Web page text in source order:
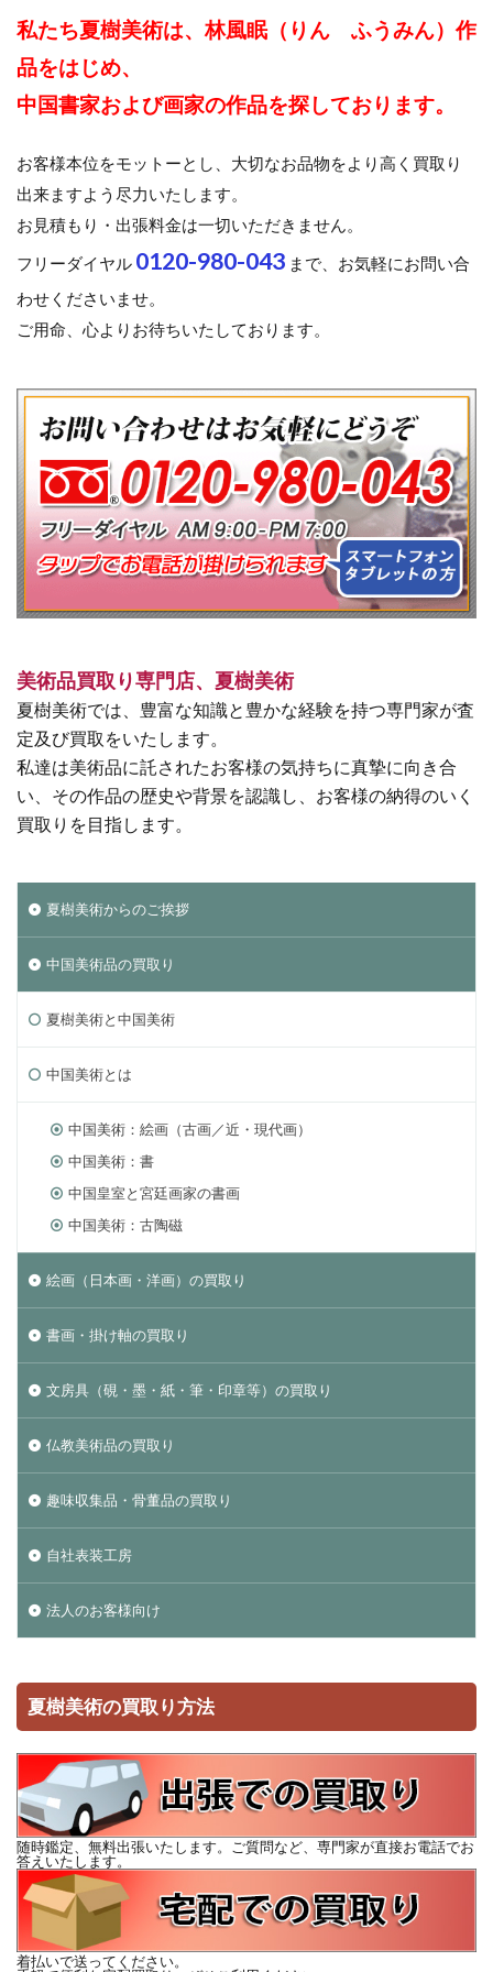
私たち夏樹美術は、林風眠（りん ふうみん）作
品をはじめ、
中国書家および画家の作品を探しております。
お客様本位をモットーとし、大切なお品物をより高く買取り
出来ますよう尽力いたします。
お見積もり・出張料金は一切いただきません。
フリーダイヤル 0120-980-043 まで、お気軽にお問い合
わせくださいませ。
ご用命、心よりお待ちいたしております。
美術品買取り専門店、夏樹美術
夏樹美術では、豊富な知識と豊かな経験を持つ専門家が査
定及び買取をいたします。
私達は美術品に託されたお客様の気持ちに真摯に向き合
い、その作品の歴史や背景を認識し、お客様の納得のいく
買取りを目指します。
夏樹美術からのご挨拶
中国美術品の買取り
夏樹美術と中国美術
中国美術とは
中国美術：絵画（古画／近・現代画）
中国美術：書
中国皇室と宮廷画家の書画
中国美術：古陶磁
絵画（日本画・洋画）の買取り
書画・掛け軸の買取り
文房具（硯・墨・紙・筆・印章等）の買取り
仏教美術品の買取り
趣味収集品・骨董品の買取り
自社表装工房
法人のお客様向け
夏樹美術の買取り方法
随時鑑定、無料出張いたします。ご質問など、専門家が直接お電話でお
答えいたします。
着払いで送ってください。